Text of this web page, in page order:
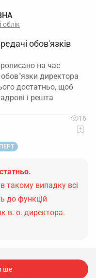
обов'язків
на час
директора
достатньо, щоб
і решта
16
такому випадку всі
до функцій
в. о. директора.
ще